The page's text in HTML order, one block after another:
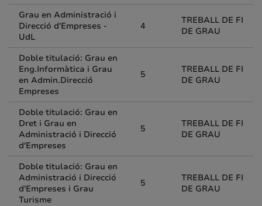
Grau en Administració i
Direcció d'Empreses -
UdL
4
TREBALL DE FI
DE GRAU
Doble titulació: Grau en
Eng.Informàtica i Grau
en Admin.Direcció
Empreses
5
TREBALL DE FI
DE GRAU
Doble titulació: Grau en
Dret i Grau en
Administració i Direcció
d'Empreses
5
TREBALL DE FI
DE GRAU
Doble titulació: Grau en
Administració i Direcció
d'Empreses i Grau
Turisme
5
TREBALL DE FI
DE GRAU